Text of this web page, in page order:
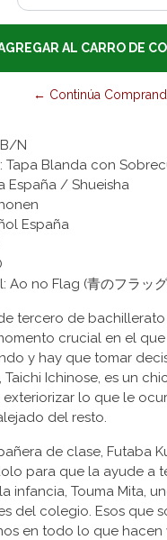
← Continúa
N
Tapa Blanda con
España / Shueisha
España
Ao no Flag (青のフラッ
tercero de
crucial en el
y hay que tomar
Ichinose, es un
lo que le
del resto.
de clase, Futaba
para que la ayude a
infancia, Touma Mita,
del colegio. Esos que
en todo lo que hacen